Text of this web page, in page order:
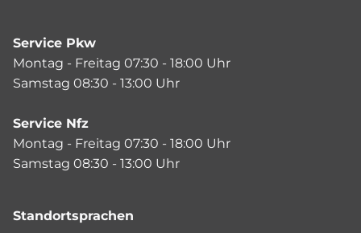
Service Pkw
Montag - Freitag 07:30 - 18:00 Uhr
Samstag 08:30 - 13:00 Uhr
Service Nfz
Montag - Freitag 07:30 - 18:00 Uhr
Samstag 08:30 - 13:00 Uhr
Standortsprachen